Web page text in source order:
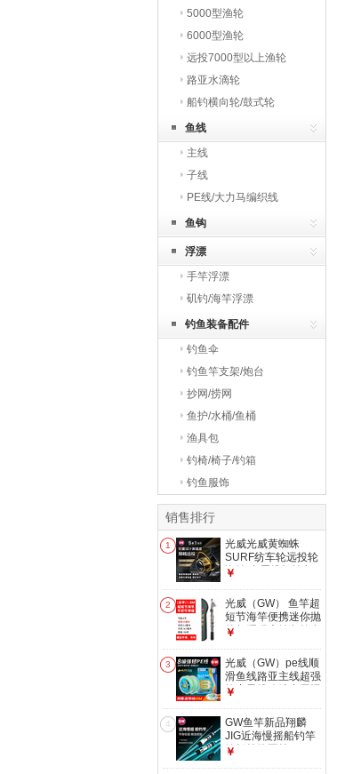
5000型渔轮
6000型渔轮
远投7000型以上渔轮
路亚水滴轮
船钓横向轮/鼓式轮
鱼线
主线
子线
PE线/大力马编织线
鱼钩
浮漂
手竿浮漂
矶钓/海竿浮漂
钓鱼装备配件
钓鱼伞
钓鱼竿支架/炮台
抄网/捞网
鱼护/水桶/鱼桶
渔具包
钓椅/椅子/钓箱
钓鱼服饰
销售排行
1
光威光威黄蜘蛛
SURF纺车轮远投轮
海钓 金属线杯钓鱼
￥
2
光威（GW） 鱼竿超
短节海竿便携迷你抛
竿超硬碳素钓鱼竿套
单竿+竿稍、顶环
￥
3
光威（GW）pe线顺
滑鱼线路亚主线超强
拉力子线八编专用远
号
￥
4
GW鱼竿新品翔麟
JIG近海慢摇船钓竿
铁板竿路亚竿M/ML
￥